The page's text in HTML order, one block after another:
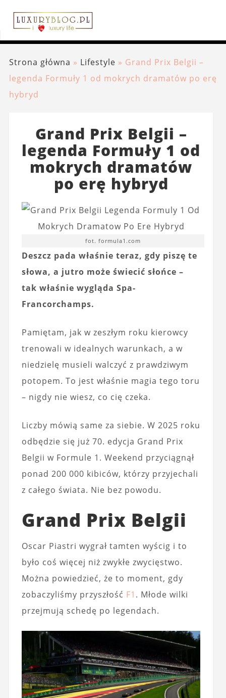
Strona główna » Lifestyle » Grand Prix Belgii –
legenda Formuły 1 od mokrych dramatów po erę
hybryd
Grand Prix Belgii –
legenda Formuły 1 od
mokrych dramatów
po erę hybryd
fot. formula1.com
Deszcz pada właśnie teraz, gdy piszę te
słowa, a jutro może świecić słońce –
tak właśnie wygląda Spa-
Francorchamps.
Pamiętam, jak w zeszłym roku kierowcy
trenowali w idealnych warunkach, a w
niedzielę musieli walczyć z prawdziwym
potopem. To jest właśnie magia tego toru
– nigdy nie wiesz, co cię czeka.
Liczby mówią same za siebie. W 2025 roku
odbędzie się już 70. edycja Grand Prix
Belgii w Formule 1. Weekend przyciągnął
ponad 200 000 kibiców, którzy przyjechali
z całego świata. Nie bez powodu.
Grand Prix Belgii
Oscar Piastri wygrał tamten wyścig i to
było coś więcej niż zwykłe zwycięstwo.
Można powiedzieć, że to moment, gdy
zobaczyliśmy przyszłość F1 . Młode wilki
przejmują schedę po legendach.